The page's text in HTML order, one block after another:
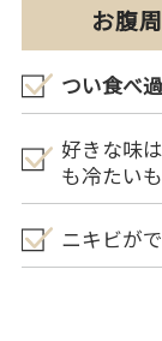
お腹
つい食べ
好きな味
も冷たい
ニキビが